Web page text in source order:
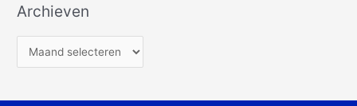
Archieven